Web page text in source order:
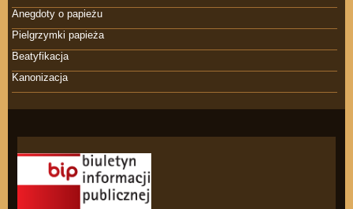
Anegdoty o papieżu
Pielgrzymki papieża
Beatyfikacja
Kanonizacja